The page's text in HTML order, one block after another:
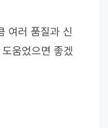
여러 품질과 신
움었으면 좋겠